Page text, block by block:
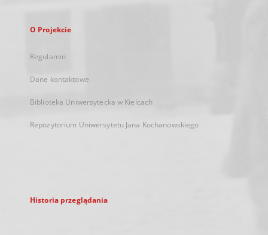
O Projekcie
Regulamin
Dane kontaktowe
Biblioteka Uniwersytecka w Kielcach
Repozytorium Uniwersytetu Jana Kochanowskiego
Historia przeglądania